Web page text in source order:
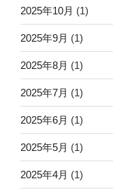
2025年10月 (1)
2025年9月 (1)
2025年8月 (1)
2025年7月 (1)
2025年6月 (1)
2025年5月 (1)
2025年4月 (1)